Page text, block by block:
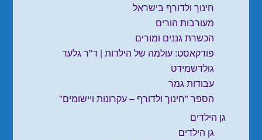
חינוך ולדורף בישראל
מעורבות הורים
הכשרת גננים ומורים
פודקאסט: עולמה של הילדות | ד"ר גלעד
גולדשמידט
עבודות גמר
הספר "חינוך ולדורף – עקרונות ויישומים"
גן הילדים
גן הילדים